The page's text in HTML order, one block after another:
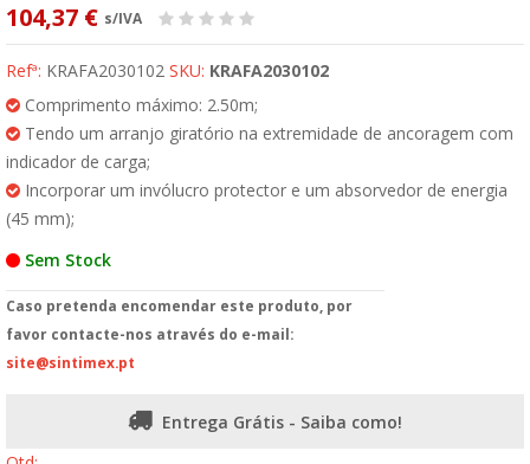
104,37 € s/IVA
Refª: KRAFA2030102 SKU: KRAFA2030102
Comprimento máximo: 2.50m;
Tendo um arranjo giratório na extremidade de ancoragem com
indicador de carga;
Incorporar um invólucro protector e um absorvedor de energia
(45 mm);
Sem Stock
Caso pretenda encomendar este produto, por
favor contacte-nos através do e-mail:
site@sintimex.pt
Entrega Grátis - Saiba como!